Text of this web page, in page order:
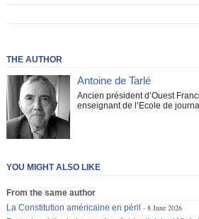
THE AUTHOR
Antoine de Tarlé
Ancien président d’Ouest
enseignant de l’Ecole de
YOU MIGHT ALSO LIKE
From the same author
La Constitution américaine en péril
8 June 2026